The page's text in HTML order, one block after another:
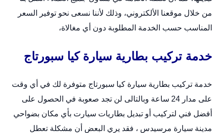
من خلال موقعنا الألكتروني، وذلك لأننا نسعى نحو توفير السعر
المناسب حسب الخدمة المطلوبة دون أي مغالاة،
خدمة تركيب بطارية سيارة كيا سبورتاج
خدمة تركيب بطارية سيارة كيا سبورتاج متوفرة لك في أي وقت
على مدار 24 ساعة وبالتالى لن تجد صعوبة في الحصول على
أفضل فني لتركيب أو تبديل بطاريات سيارت بأي مكان بضواحي
مدينة سيارة مرسيدس ، فقد يري البعض أن مشكلة تعطل